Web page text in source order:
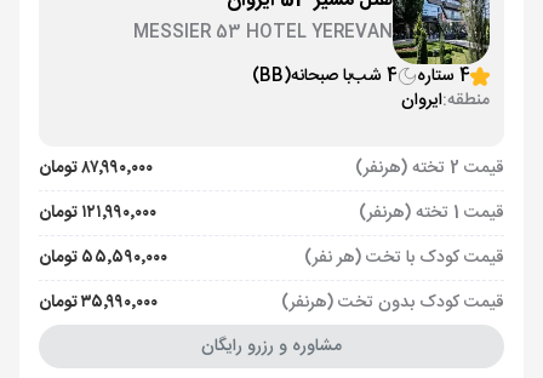
MESSIER 53 HOTEL YEREVAN
4 ستاره
4 شب با صبحانه(BB)
منطقه:ایروان
قیمت 2 تخته (هرنفر)
۸۷٬۹۹۰٬۰۰۰ تومان
قیمت 1 تخته (هرنفر)
۱۲۱٬۹۹۰٬۰۰۰ تومان
قیمت کودک با تخت (هر نفر)
۵۵٬۵۹۰٬۰۰۰ تومان
قیمت کودک بدون تخت (هرنفر)
۳۵٬۹۹۰٬۰۰۰ تومان
مشاوره و رزرو رایگان